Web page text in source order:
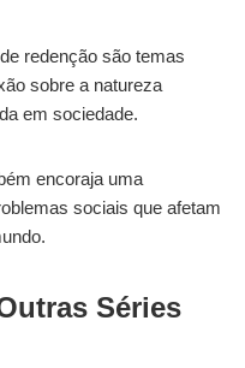
redenção são temas
sobre a natureza
em sociedade.
encoraja uma
sociais que afetam
Séries